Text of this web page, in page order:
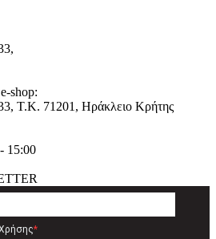
shop:
, T.K. 71201 , Ηράκλειο Κρήτης
15:00
*